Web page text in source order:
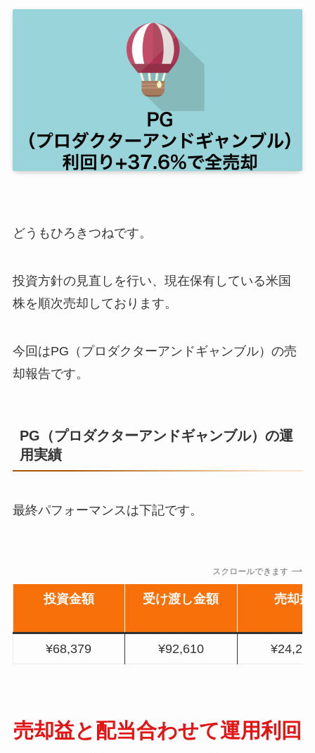
どうもひろきつねです。
投資方針の見直しを行い、現在保有している米国
株を順次売却しております。
今回はPG（プロダクターアンドギャンブル）の売
却報告です。
PG（プロダクターアンドギャンブル）の運
用実績
最終パフォーマンスは下記です。
スクロールできます
投資金額 受け渡し金額 売却益
¥68,379 ¥92,610
売却益と配当合わせて運用利回